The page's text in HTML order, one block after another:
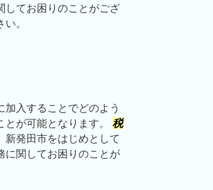
してお困りのことがござ
。
入することでどのよう
が可能となります。 税
新発田市をはじめとして
に関してお困りのことが